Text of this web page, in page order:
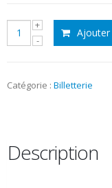
quantité
Les
Balnéides
Ajouter
Catégorie : Billetterie
Description